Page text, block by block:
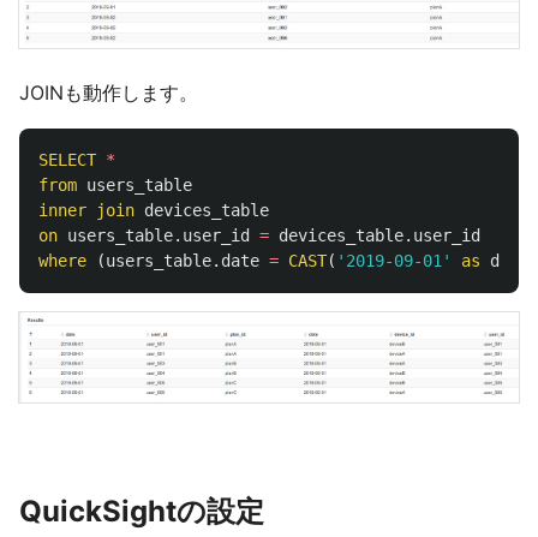
JOINも動作します。
SELECT *
from users_table
inner
join devices_table
on users_table. user_id = devices_table. user_id
where
(users_table. date = CAST( '2019-09-01' as date
QuickSightの設定